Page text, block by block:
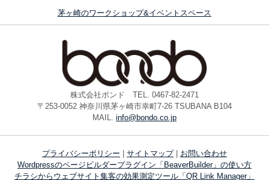
茅ヶ崎のワークショップ&イベントスペース
株式会社ボンド TEL. 0467-82-2471
〒253-0052 神奈川県茅ヶ崎市幸町7-26 TSUBANA B104
MAIL. info@bondo.co.jp
プライバシーポリシー サイトマップ| お問い合わせ
Wordpressのページビルダープラグイン「BeaverBuilder」の使い方
チラシからウェブサイト集客の効果測定ツール「QR Link Manager」